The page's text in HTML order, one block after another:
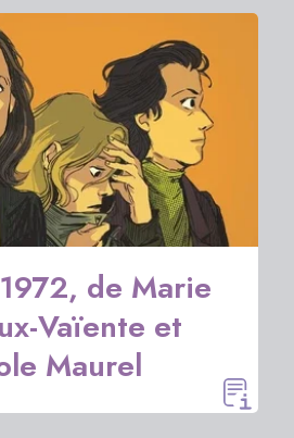
de Marie
Vaïente et
Maurel